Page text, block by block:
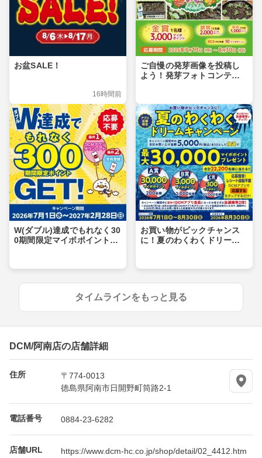
お盆SALE！
16時間前
ご自慢の発芽画像を投稿し
よう！発芽フォトコンテス
W(ダブル)達成でもれなく30
0期間限定マイボポイントG
お買い物がビックチャンス
に！夏のわくわくドリーム
タイムラインをもっと見る
DCM/阿南店の店舗詳細
住所
〒774-0013
徳島県阿南市日開野町筒路2-1
電話番号 0884-23-6282
店舗URL
https://www.dcm-hc.co.jp/shop/detail/02_4412.htm